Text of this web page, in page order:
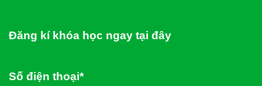
Đăng kí khóa học ngay tại đây
Số điện thoại*